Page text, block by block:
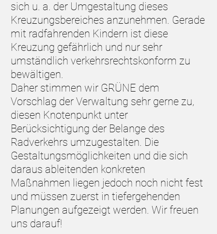
sich u. a. der Umgestaltung dieses
Kreuzungsbereiches anzunehmen. Gerade
mit radfahrenden Kindern ist diese
Kreuzung gefährlich und nur sehr
umständlich verkehrsrechtskonform zu
bewältigen.
Daher stimmen wir GRÜNE dem
Vorschlag der Verwaltung sehr gerne zu,
diesen Knotenpunkt unter
Berücksichtigung der Belange des
Radverkehrs umzugestalten. Die
Gestaltungsmöglichkeiten und die sich
daraus ableitenden konkreten
Maßnahmen liegen jedoch noch nicht fest
und müssen zuerst in tiefergehenden
Planungen aufgezeigt werden. Wir freuen
uns darauf!